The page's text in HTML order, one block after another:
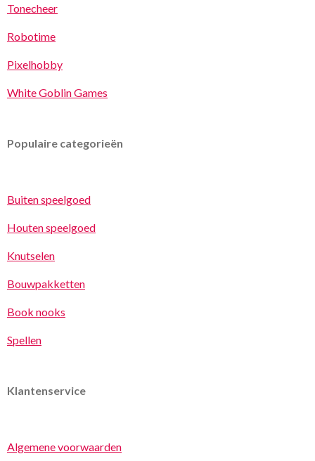
Tonecheer
Robotime
Pixelhobby
White Goblin Games
Populaire categorieën
Buiten speelgoed
Houten speelgoed
Knutselen
Bouwpakketten
Book nooks
Spellen
Klantenservice
Algemene voorwaarden